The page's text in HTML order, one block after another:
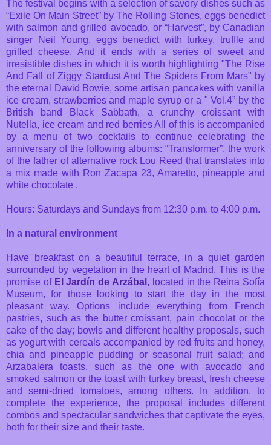
The festival begins with a selection of savory dishes such as
“Exile On Main Street” by The Rolling Stones, eggs benedict
with salmon and grilled avocado, or “Harvest”, by Canadian
singer Neil Young, eggs benedict with turkey, truffle and
grilled cheese. And it ends with a series of sweet and
irresistible dishes in which it is worth highlighting "The Rise
And Fall of Ziggy Stardust And The Spiders From Mars" by
the eternal David Bowie, some artisan pancakes with vanilla
ice cream, strawberries and maple syrup or a " Vol.4” by the
British band Black Sabbath, a crunchy croissant with
Nutella, ice cream and red berries All of this is accompanied
by a menu of two cocktails to continue celebrating the
anniversary of the following albums: “Transformer”, the work
of the father of alternative rock Lou Reed that translates into
a mix made with Ron Zacapa 23, Amaretto, pineapple and
white chocolate .
Hours: Saturdays and Sundays from 12:30 p.m. to 4:00 p.m.
In a natural environment
Have breakfast on a beautiful terrace, in a quiet garden
surrounded by vegetation in the heart of Madrid. This is the
promise of El Jardín de Arzábal , located in the Reina Sofía
Museum, for those looking to start the day in the most
pleasant way. Options include everything from French
pastries, such as the butter croissant, pain chocolat or the
cake of the day; bowls and different healthy proposals, such
as yogurt with cereals accompanied by red fruits and honey,
chia and pineapple pudding or seasonal fruit salad; and
Arzabalera toasts, such as the one with avocado and
smoked salmon or the toast with turkey breast, fresh cheese
and semi-dried tomatoes, among others. In addition, to
complete the experience, the proposal includes different
combos and spectacular sandwiches that captivate the eyes,
both for their size and their taste.